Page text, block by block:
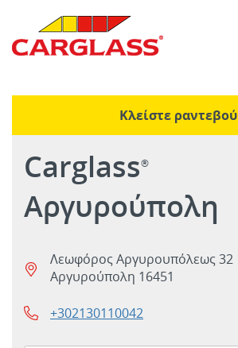
σύνδεσμος στην κεντρική ιστοσελίδα
Κλείστε ραντεβού
Carglass®
Αργυρούπολη
Λεωφόρος Αργυρουπόλεως 32
Αργυρούπολη 16451
+302130110042